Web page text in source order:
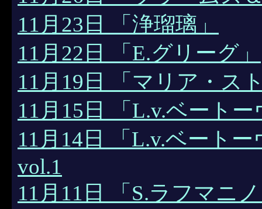
11月23日 「浄瑠璃」
11月22日 「E.グリーグ」
11月19日 「マリア・ス
11月15日 「L.v.ベート
11月14日 「L.v.ベート
vol.1
11月11日 「S.ラフマニ